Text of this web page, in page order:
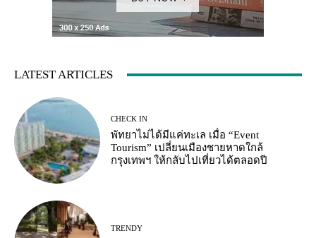
LATEST ARTICLES
CHECK IN
พัทยาไม่ได้มีแค่ทะเล เมื่อ “Event
Tourism” เปลี่ยนเมืองชายหาดใกล้
กรุงเทพฯ ให้กลับไปเที่ยวได้ตลอดปี
TRENDY